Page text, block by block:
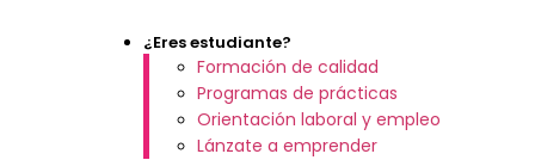
¿Eres estudiante?
Formación de calidad
Programas de prácticas
Orientación laboral y empleo
Lánzate a emprender